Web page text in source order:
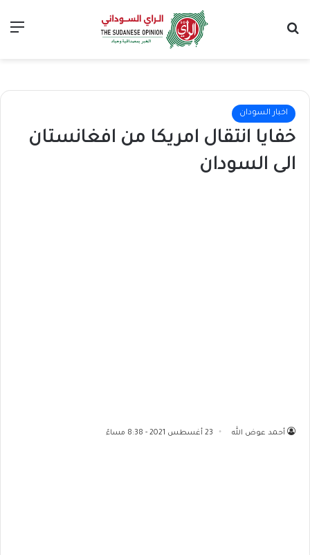
اخبار السودان
خفايا انتقال امريكا من افغانستان
الى السودان
أحمد عوض الله 23 أغسطس 2021 - 8:38 مساءً